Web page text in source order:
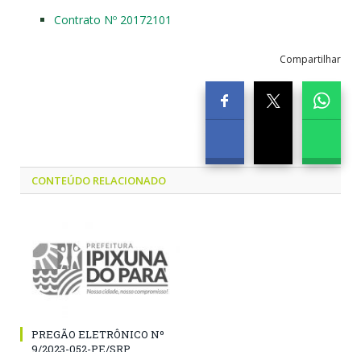
Contrato Nº 20172101
Compartilhar
CONTEÚDO RELACIONADO
PREGÃO ELETRÔNICO Nº
9/2023-052-PE/SRP